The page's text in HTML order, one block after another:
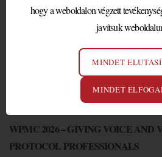
Gustavo CaballeroArgentínából küldött
mint láthatatlan rendet mutatta be.
Aigner IvanNPRSZ alelnök lépett a
hanem egy precedensértékű nemzetközi
bemutatásával készült, melyet a globális
körében végzett kvantitatív és kvalitatív
WPMC 2026 – GIVING VOICE
PROTOCOL PROFESSIONALS
hogy a weboldalon végzett
javítsuk
MINDET
MINDET